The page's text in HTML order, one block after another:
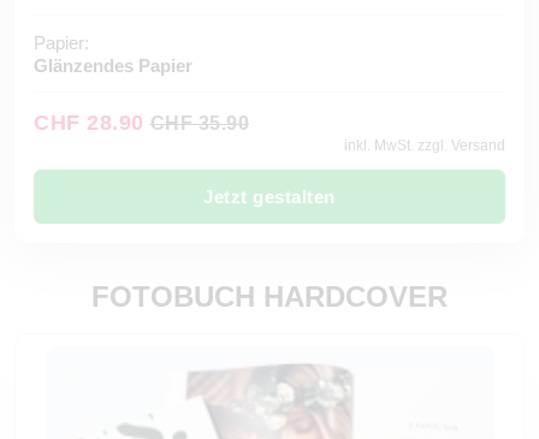
Papier:
Glänzendes Papier
CHF 28.90 CHF 35.90
inkl. MwSt. zzgl. Versand
Jetzt gestalten
FOTOBUCH HARDCOVER